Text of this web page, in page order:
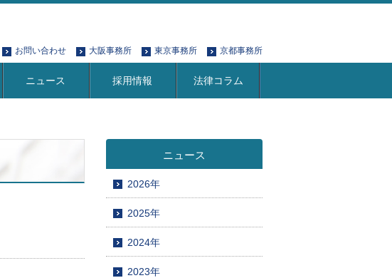
お問い合わせ 大阪事務所 東京事務所 京都事務所
ニュース 採用情報 法律コラム
ニュース
2026年
2025年
2024年
2023年